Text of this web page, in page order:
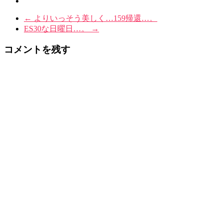
← よりいっそう美しく…159帰還…。
ES30な日曜日…。
→
コメントを残す